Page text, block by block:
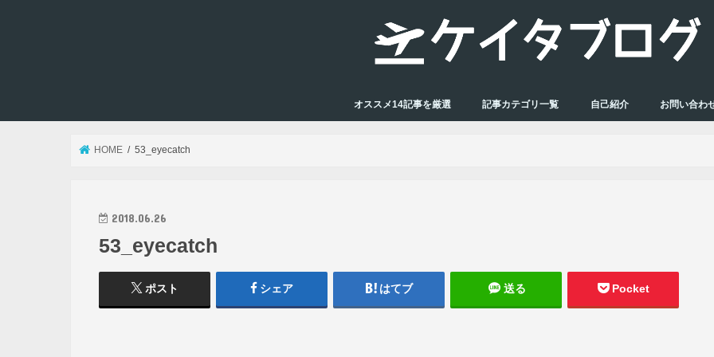
オススメ14記事を厳選 記事カテゴリ一覧 自己紹介 お問い合わ
HOME 53_eyecatch
2018.06.26
53_eyecatch
ポスト シェア はてブ 送る Pocket